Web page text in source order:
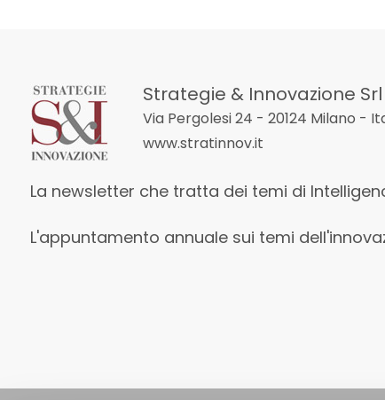
Strategie & Innovazione Srl
Via Pergolesi 24 - 20124 Milano -
www.stratinnov.it
La newsletter che tratta dei temi di
L'appuntamento annuale sui temi